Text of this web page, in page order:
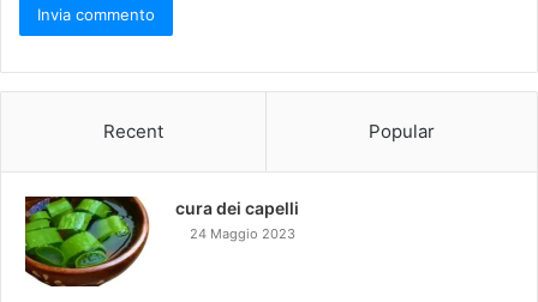
Recent Popular
cura dei capelli
24 Maggio 2023